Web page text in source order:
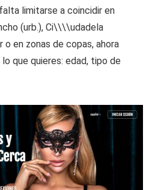
limitarse a coincidir en
(urb.), Ci\\\\udadela
o en zonas de copas, ahora
que quieres: edad, tipo de